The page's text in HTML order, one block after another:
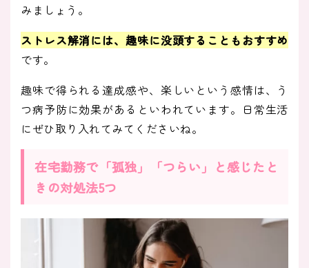
みましょう。
ストレス解消には、趣味に没頭することもおすすめ
です。
趣味で得られる達成感や、楽しいという感情は、う
つ病予防に効果があるといわれています。日常生活
にぜひ取り入れてみてくださいね。
在宅勤務で「孤独」「つらい」と感じたと
きの対処法5つ